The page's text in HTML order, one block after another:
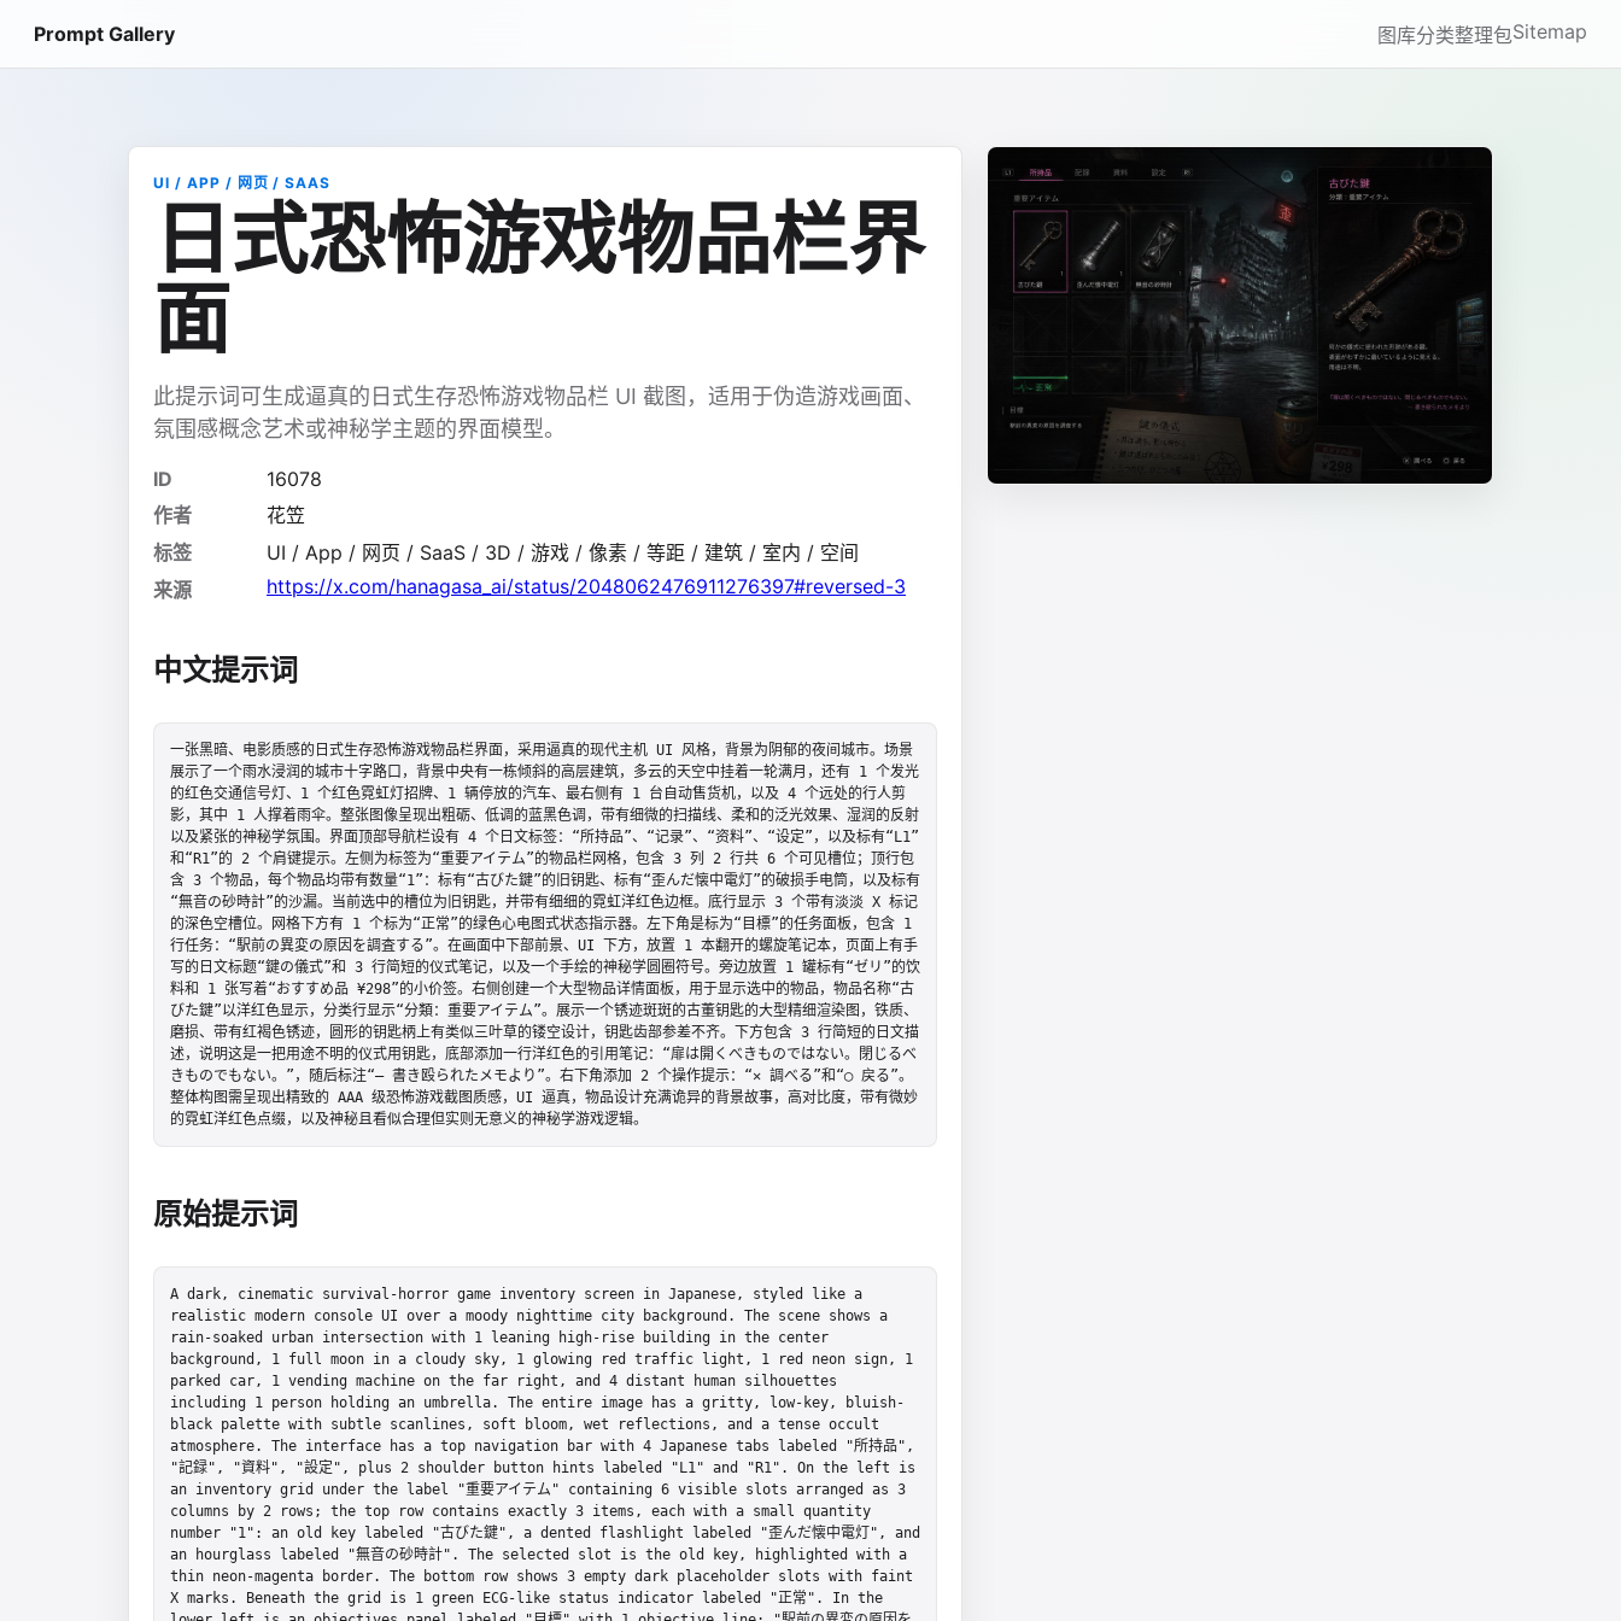
Prompt Gallery 图库分类整理包Sitemap
UI / APP / 网页 / SAAS
日式恐怖游戏物品栏界
面
此提示词可生成逼真的日式生存恐怖游戏物品栏 UI 截图，适用于伪造游戏画面、
氛围感概念艺术或神秘学主题的界面模型。
ID
16078
作者
花笠
标签
UI / App / 网页 / SaaS / 3D / 游戏 / 像素 / 等距 / 建筑 / 室内 / 空间
来源
https://x.com/hanagasa_ai/status/2048062476911276397#reversed-3
中文提示词
一张黑暗、电影质感的日式生存恐怖游戏物品栏界面，采用逼真的现代主机 UI 风格，背景为阴郁的夜间城市。场景
展示了一个雨水浸润的城市十字路口，背景中央有一栋倾斜的高层建筑，多云的天空中挂着一轮满月，还有 1 个发光
的红色交通信号灯、1 个红色霓虹灯招牌、1 辆停放的汽车、最右侧有 1 台自动售货机，以及 4 个远处的行人剪
影，其中 1 人撑着雨伞。整张图像呈现出粗砺、低调的蓝黑色调，带有细微的扫描线、柔和的泛光效果、湿润的反射
以及紧张的神秘学氛围。界面顶部导航栏设有 4 个日文标签：“所持品”、“记录”、“资料”、“设定”，以及标有“L1”
和“R1”的 2 个肩键提示。左侧为标签为“重要アイテム”的物品栏网格，包含 3 列 2 行共 6 个可见槽位；顶行包
含 3 个物品，每个物品均带有数量“1”：标有“古びた鍵”的旧钥匙、标有“歪んだ懐中電灯”的破损手电筒，以及标有
“無音の砂時計”的沙漏。当前选中的槽位为旧钥匙，并带有细细的霓虹洋红色边框。底行显示 3 个带有淡淡 X 标记
的深色空槽位。网格下方有 1 个标为“正常”的绿色心电图式状态指示器。左下角是标为“目標”的任务面板，包含 1
行任务：“駅前の異変の原因を調査する”。在画面中下部前景、UI 下方，放置 1 本翻开的螺旋笔记本，页面上有手
写的日文标题“鍵の儀式”和 3 行简短的仪式笔记，以及一个手绘的神秘学圆圈符号。旁边放置 1 罐标有“ゼリ”的饮
料和 1 张写着“おすすめ品 ¥298”的小价签。右侧创建一个大型物品详情面板，用于显示选中的物品，物品名称“古
びた鍵”以洋红色显示，分类行显示“分類：重要アイテム”。展示一个锈迹斑斑的古董钥匙的大型精细渲染图，铁质、
磨损、带有红褐色锈迹，圆形的钥匙柄上有类似三叶草的镂空设计，钥匙齿部参差不齐。下方包含 3 行简短的日文描
述，说明这是一把用途不明的仪式用钥匙，底部添加一行洋红色的引用笔记：“扉は開くべきものではない。閉じるべ
きものでもない。”，随后标注“― 書き殴られたメモより”。右下角添加 2 个操作提示：“✕ 調べる”和“◯ 戻る”。
整体构图需呈现出精致的 AAA 级恐怖游戏截图质感，UI 逼真，物品设计充满诡异的背景故事，高对比度，带有微妙
的霓虹洋红色点缀，以及神秘且看似合理但实则无意义的神秘学游戏逻辑。
原始提示词
A dark, cinematic survival-horror game inventory screen in Japanese, styled like a
realistic modern console UI over a moody nighttime city background. The scene shows a
rain-soaked urban intersection with 1 leaning high-rise building in the center
background, 1 full moon in a cloudy sky, 1 glowing red traffic light, 1 red neon sign, 1
parked car, 1 vending machine on the far right, and 4 distant human silhouettes
including 1 person holding an umbrella. The entire image has a gritty, low-key, bluish-
black palette with subtle scanlines, soft bloom, wet reflections, and a tense occult
atmosphere. The interface has a top navigation bar with 4 Japanese tabs labeled "所持品",
"記録", "資料", "設定", plus 2 shoulder button hints labeled "L1" and "R1". On the left is
an inventory grid under the label "重要アイテム" containing 6 visible slots arranged as 3
columns by 2 rows; the top row contains exactly 3 items, each with a small quantity
number "1": an old key labeled "古びた鍵", a dented flashlight labeled "歪んだ懐中電灯", and
an hourglass labeled "無音の砂時計". The selected slot is the old key, highlighted with a
thin neon-magenta border. The bottom row shows 3 empty dark placeholder slots with faint
X marks. Beneath the grid is 1 green ECG-like status indicator labeled "正常". In the